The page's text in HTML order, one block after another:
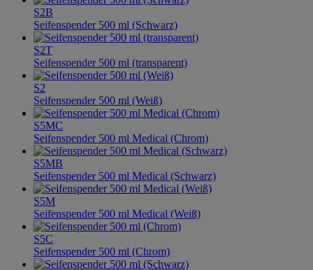
S2B
Seifenspender 500 ml (Schwarz)
S2T
Seifenspender 500 ml (transparent)
S2
Seifenspender 500 ml (Weiß)
S5MC
Seifenspender 500 ml Medical (Chrom)
S5MB
Seifenspender 500 ml Medical (Schwarz)
S5M
Seifenspender 500 ml Medical (Weiß)
S5C
Seifenspender 500 ml (Chrom)